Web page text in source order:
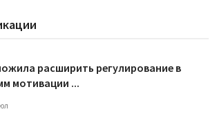
расширить регулирование в
мотивации ...